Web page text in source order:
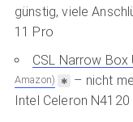
günstig, viele
11 Pro
CSL Narrow Box
Amazon)
– nicht
Intel Celeron